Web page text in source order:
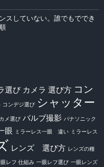
スしていない。誰でもででき
選び カメラ 選び方 コン
コンデジ選び シャッター
メ選び バルブ撮影 パナソニック
眼 ミラーレス一眼 違い ミラーレス
レンズ 選び方 レンズの種
レフ 仕組み 一眼レフ選び 一眼レンズ